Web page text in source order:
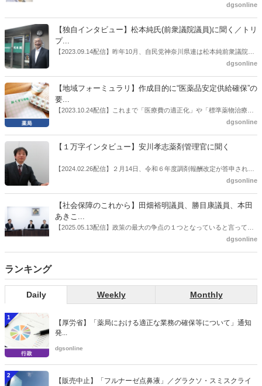
厚労省「医薬品の迅速・安定供給実現に向けた総合対策に関する有識
書がとりまとめられた。ドラビズon-lineでは検討会を総括する目的で
厚労省医政局医薬産業振興・医療情報企画課長（医薬産業振興・医療
情報企画課セルフケア・セルフメディケーション推進室長併任）安藤
公一氏や青山学院大学名誉教授の三村優美子氏、 日本保険薬局協会医
dgsonline
【独自インタビュー】松本純氏(前衆議院議員)に聞く／トリ
プ...
【2023.09.14配信】昨年10月、自民党神奈川県連は松本純前衆議院議
員を「自民党神奈川1区」（横浜市中区・磯子区・金沢区）の支部長
候補の前提となるもの。薬剤師に関わる政策に広く・深く関わってき
た同氏の復活に向けた薬剤師業界の期待には熱いものがある。不透明
感の払拭できない医療・介護・障害者サービスのトリプル改定等へ
の、薬剤師業界の強い危機感の裏返しといってもいいだろう。本稿で
dgsonline
【地域フォーミュラリ】作成目的に“医薬品安定供給確保”の
要...
【2023.10.24配信】これまで「医療費の適正化」や「標準薬物治療の
推進」などが目的とされることが多かった地域フォーミュラリの作
た。医薬品の安定供給確保だ。10月22日に開かれた「日本フォーミュ
飯田市）は、会員薬局から安定供給確保への強い要望があったことを
受け、安定供給確保が見込めるPPI３成分について銘柄を含めて選定
dgsonline
【１万字インタビュー】安川孝志薬剤管理官に聞く
【2024.02.26配信】２月14日、令和６年度調剤報酬改定が答申され
た。本紙では、厚生労働省保険局医療課・薬剤管理官の安川孝志氏
dgsonline
【社会保障のこれから】田畑裕明議員、勝目康議員、本田
あきこ...
【2025.05.13配信】政策の最大の争点の１つとなっていると言っても
よいのが社会保障のこれからのあり方だ。特に与党では、政府関係者
dgsonline
ランキング
Daily Weekly Monthly
1
【厚労省】「薬局における適正な業務の確保等について」通知
発...
dgsonline
2
【販売中止】「フルナーゼ点鼻液」／グラクソ・スミスクライ